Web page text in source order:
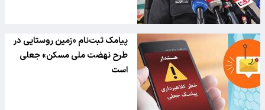
پیامک‌ ثبت‌نام «زمین روستایی در
طرح نهضت ملی مسکن» جعلی
است